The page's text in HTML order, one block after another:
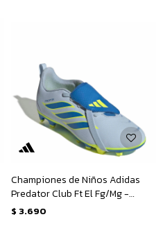
Championes de Niños Adidas
Predator Club Ft El Fg/Mg -
Celeste - Amarillo
$ 3.690